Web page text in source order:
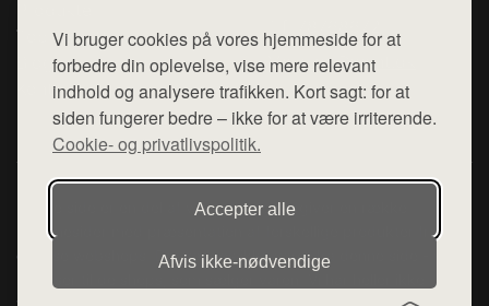
Vi bruger cookies på vores hjemmeside for at
forbedre din oplevelse, vise mere relevant
indhold og analysere trafikken. Kort sagt: for at
siden fungerer bedre – ikke for at være irriterende.
Cookie- og privatlivspolitik.
Accepter alle
Afvis ikke‑nødvendige
Top Rabatter
Blog
Kontakt
Mail: hej@want.dk
Cookie- og privatlivspolitik
Denne side er en del af want.dk, der udgiver en række
hjemmesider med præsentation af forskellige produkter fra
diverse webshops. Der sælges ikke varer fra denne side - vi